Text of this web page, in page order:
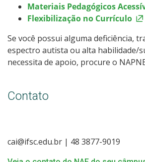
Materiais Pedagógicos
Flexibilização no Currículo
Se você possui alguma deficiência,
espectro autista ou alta habilidade/
necessita de apoio, procure o
Contato
cai@ifsc.edu.br | 48 3877-9019